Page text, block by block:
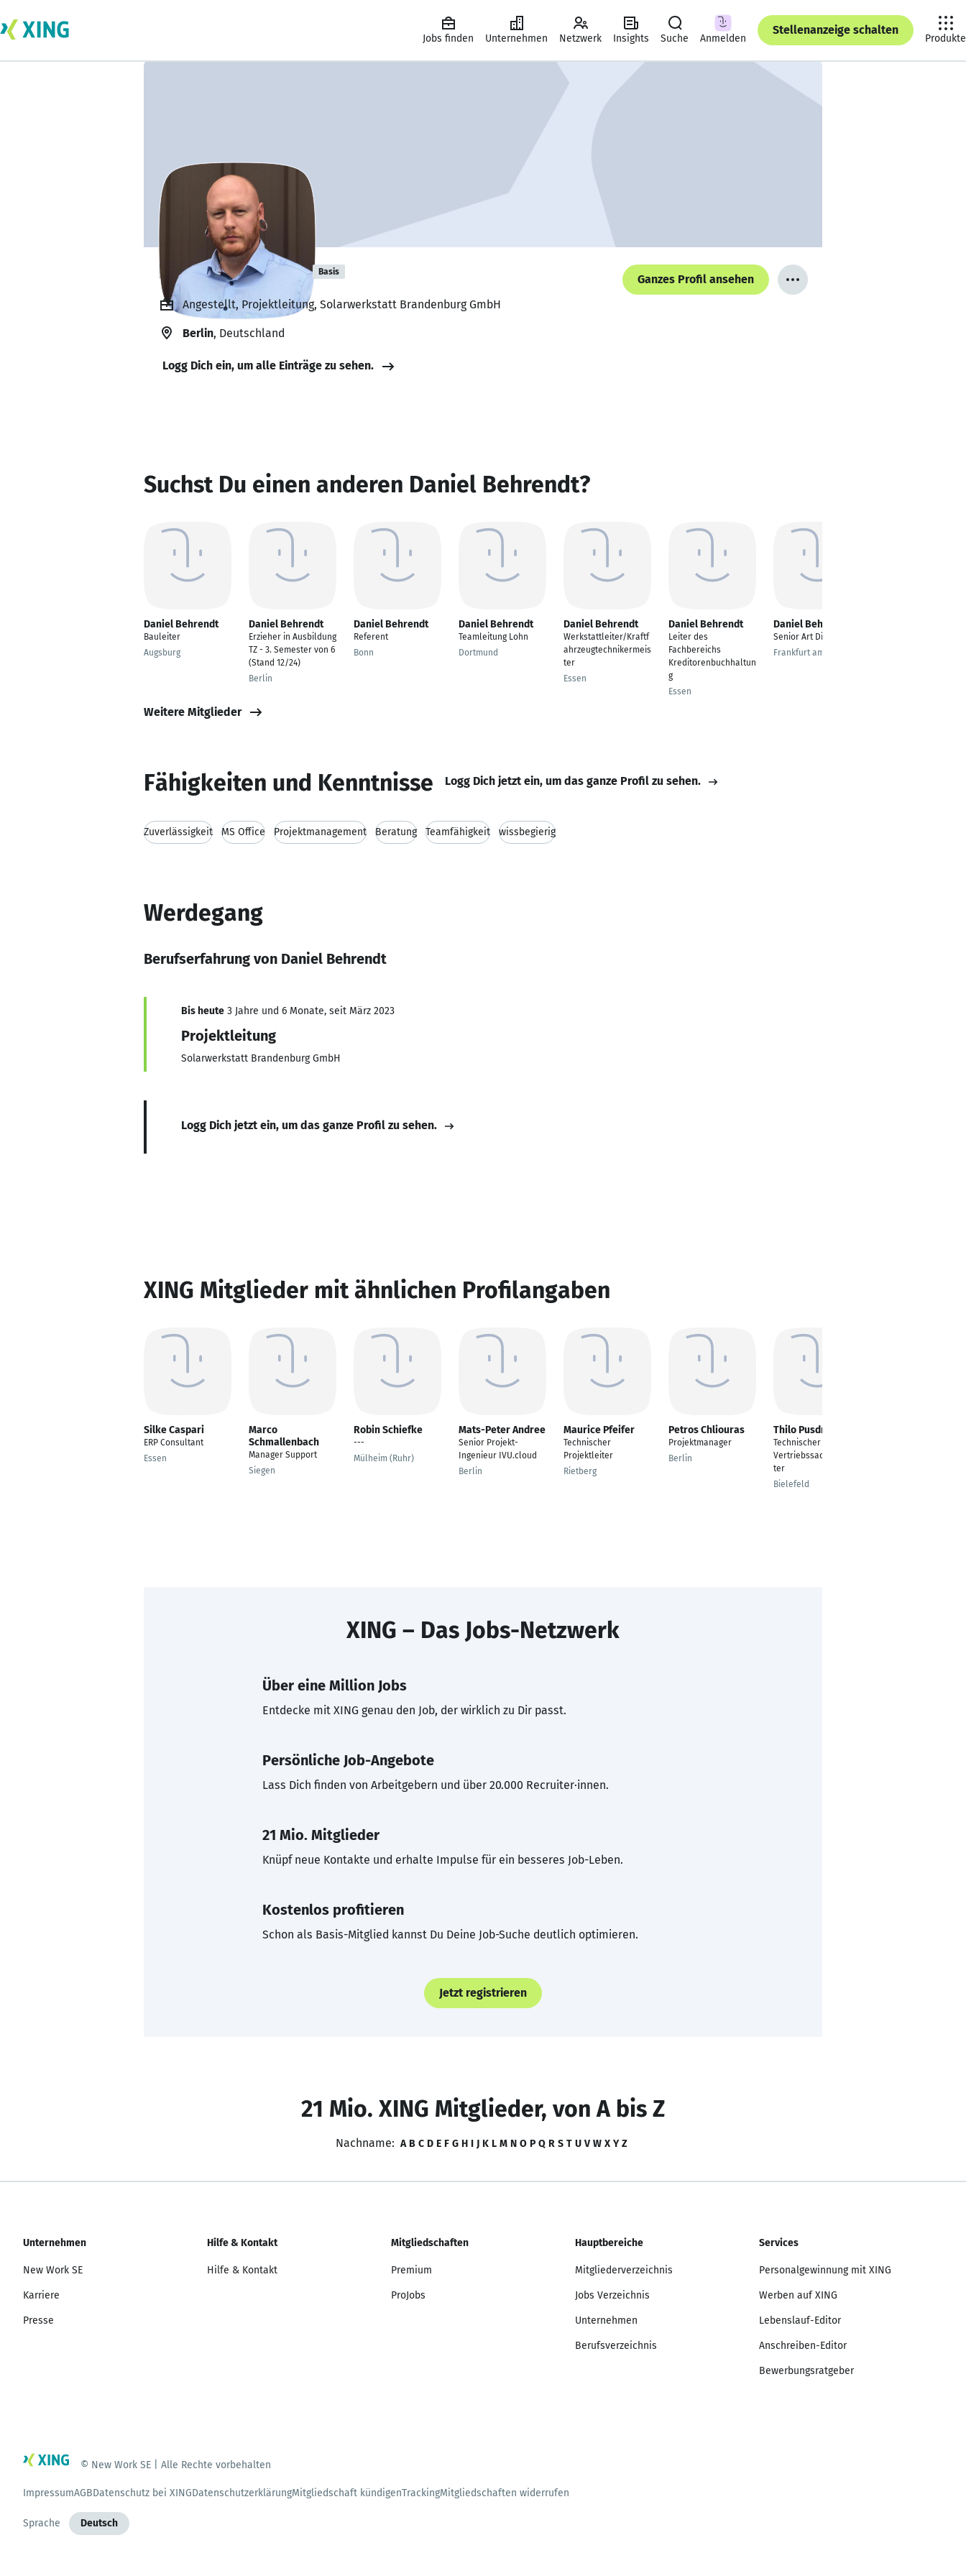
Jobs finden Unternehmen Netzwerk Insights Suche Anmelden
Stellenanzeige schalten
Produkte
Daniel Behrendt Basis
Ganzes Profil ansehen
Angestellt, Projektleitung, Solarwerkstatt Brandenburg GmbH
Berlin, Deutschland
Logg Dich ein, um alle Einträge zu sehen.
Suchst Du einen anderen Daniel Behrendt?
Daniel Behrendt
Bauleiter
Augsburg
Daniel Behrendt
Erzieher in Ausbildung
TZ - 3. Semester von 6
(Stand 12/24)
Berlin
Daniel Behrendt
Referent
Bonn
Daniel Behrendt
Teamleitung Lohn
Dortmund
Daniel Behrendt
Werkstattleiter/Kraftf
ahrzeugtechnikermeis
ter
Essen
Daniel Behrendt
Leiter des
Fachbereichs
Kreditorenbuchhaltun
g
Essen
Daniel Behrendt
Senior Art Director
Frankfurt am Main
Weitere Mitglieder
Fähigkeiten und Kenntnisse Logg Dich jetzt ein, um das ganze Profil zu sehen.
Zuverlässigkeit MS Office Projektmanagement Beratung Teamfähigkeit wissbegierig
Werdegang
Berufserfahrung von Daniel Behrendt
Bis heute 3 Jahre und 6 Monate, seit März 2023
Projektleitung
Solarwerkstatt Brandenburg GmbH
Logg Dich jetzt ein, um das ganze Profil zu sehen.
XING Mitglieder mit ähnlichen Profilangaben
Silke Caspari
ERP Consultant
Essen
Marco
Schmallenbach
Manager Support
Siegen
Robin Schiefke
---
Mülheim (Ruhr)
Mats-Peter Andree
Senior Projekt-
Ingenieur IVU.cloud
Berlin
Maurice Pfeifer
Technischer
Projektleiter
Rietberg
Petros Chliouras
Projektmanager
Berlin
Thilo Pusdrowski
Technischer
Vertriebssachbearbei
ter
Bielefeld
XING – Das Jobs-Netzwerk
Über eine Million Jobs
Entdecke mit XING genau den Job, der wirklich zu Dir passt.
Persönliche Job-Angebote
Lass Dich finden von Arbeitgebern und über 20.000 Recruiter·innen.
21 Mio. Mitglieder
Knüpf neue Kontakte und erhalte Impulse für ein besseres Job-Leben.
Kostenlos profitieren
Schon als Basis-Mitglied kannst Du Deine Job-Suche deutlich optimieren.
Jetzt registrieren
21 Mio. XING Mitglieder, von A bis Z
Nachname: A B C D E F G H I J K L M N O P Q R S T U V W X Y Z
Unternehmen
New Work SE
Karriere
Presse
Hilfe & Kontakt
Hilfe & Kontakt
Mitgliedschaften
Premium
ProJobs
Hauptbereiche
Mitgliederverzeichnis
Jobs Verzeichnis
Unternehmen
Berufsverzeichnis
Services
Personalgewinnung mit XING
Werben auf XING
Lebenslauf-Editor
Anschreiben-Editor
Bewerbungsratgeber
© New Work SE | Alle Rechte vorbehalten
ImpressumAGBDatenschutz bei XINGDatenschutzerklärungMitgliedschaft kündigenTrackingMitgliedschaften widerrufen
Sprache Deutsch